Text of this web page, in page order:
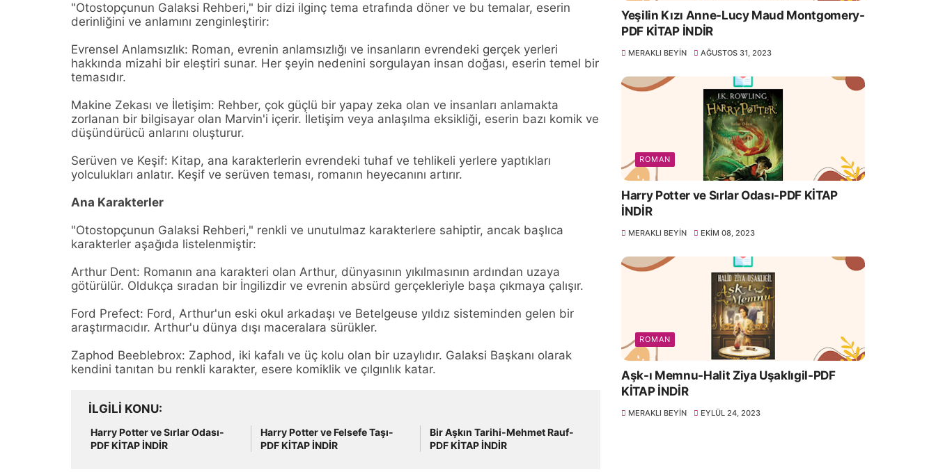
"Otostopçunun Galaksi Rehberi," bir dizi ilginç tema etrafında döner ve bu temalar, eserin
derinliğini ve anlamını zenginleştirir:
Evrensel Anlamsızlık: Roman, evrenin anlamsızlığı ve insanların evrendeki gerçek yerleri
hakkında mizahi bir eleştiri sunar. Her şeyin nedenini sorgulayan insan doğası, eserin temel bir
temasıdır.
Makine Zekası ve İletişim: Rehber, çok güçlü bir yapay zeka olan ve insanları anlamakta
zorlanan bir bilgisayar olan Marvin'i içerir. İletişim veya anlaşılma eksikliği, eserin bazı komik ve
düşündürücü anlarını oluşturur.
Serüven ve Keşif: Kitap, ana karakterlerin evrendeki tuhaf ve tehlikeli yerlere yaptıkları
yolculukları anlatır. Keşif ve serüven teması, romanın heyecanını artırır.
Ana Karakterler
"Otostopçunun Galaksi Rehberi," renkli ve unutulmaz karakterlere sahiptir, ancak başlıca
karakterler aşağıda listelenmiştir:
Arthur Dent: Romanın ana karakteri olan Arthur, dünyasının yıkılmasının ardından uzaya
götürülür. Oldukça sıradan bir İngilizdir ve evrenin absürd gerçekleriyle başa çıkmaya çalışır.
Ford Prefect: Ford, Arthur'un eski okul arkadaşı ve Betelgeuse yıldız sisteminden gelen bir
araştırmacıdır. Arthur'u dünya dışı maceralara sürükler.
Zaphod Beeblebrox: Zaphod, iki kafalı ve üç kolu olan bir uzaylıdır. Galaksi Başkanı olarak
kendini tanıtan bu renkli karakter, esere komiklik ve çılgınlık katar.
İLGILI KONU
Harry Potter ve Sırlar Odası-
PDF KİTAP İNDİR
Harry Potter ve Felsefe Taşı-
PDF KİTAP İNDİR
Bir Aşkın Tarihi-Mehmet Rauf-
PDF KİTAP İNDİR
Yeşilin Kızı Anne-Lucy Maud Montgomery-
PDF KİTAP İNDİR
MERAKLI BEYIN AĞUSTOS 31, 2023
ROMAN
Harry Potter ve Sırlar Odası-PDF KİTAP
İNDİR
MERAKLI BEYIN EKIM 08, 2023
ROMAN
Aşk-ı Memnu-Halit Ziya Uşaklıgil-PDF
KİTAP İNDİR
MERAKLI BEYIN EYLÜL 24, 2023